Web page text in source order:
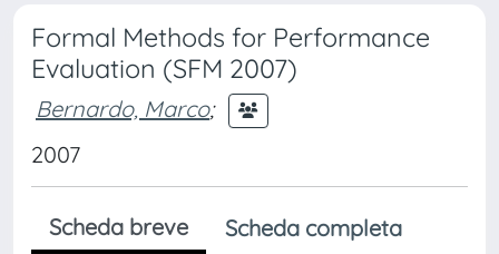
Formal Methods for Performance
Evaluation (SFM 2007)
Bernardo, Marco;
2007
Scheda breve
Scheda completa